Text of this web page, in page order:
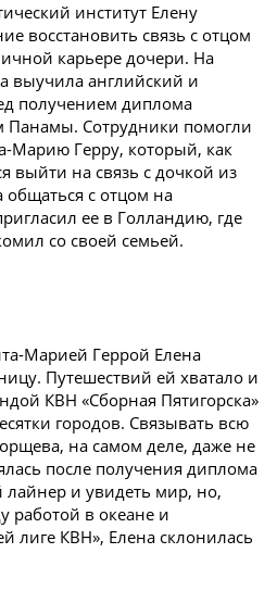
институт Елену
восстановить связь с отцом
карьере дочери. На
выучила английский и
получением диплома
Панамы. Сотрудники помогли
Марию Герру, который, как
выйти на связь с дочкой из
с отцом на
ее в Голландию, где
со своей семьей.
Марией Геррой Елена
Путешествий ей хватало и
КВН «Сборная Пятигорска»
городов. Связывать всю
на самом деле, даже не
после получения диплома
лайнер и увидеть мир, но,
работой в океане и
лиге КВН», Елена склонилась